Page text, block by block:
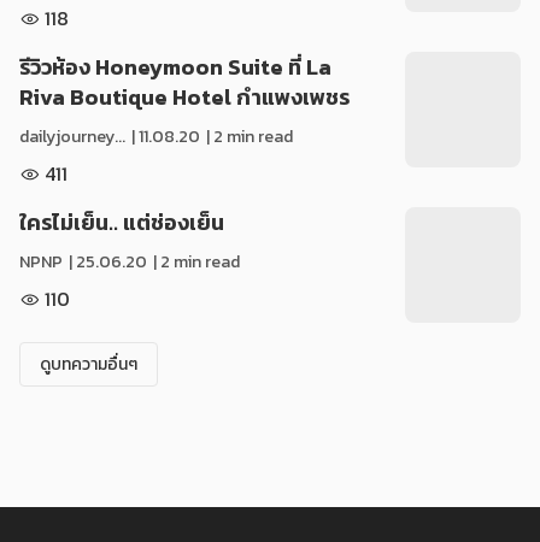
118
รีวิวห้อง Honeymoon Suite ที่ La
Riva Boutique Hotel กำแพงเพชร
dailyjourney... |11.08.20 | 2 min read
411
ใครไม่เย็น.. แต่ช่องเย็น
NPNP |25.06.20 | 2 min read
110
ดูบทความอื่นๆ